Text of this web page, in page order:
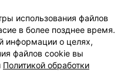
сотрудничества
relax.by
cookie
данных
использования файлов
в более позднее время.
информации о целях,
файлов cookie вы
Политикой обработки